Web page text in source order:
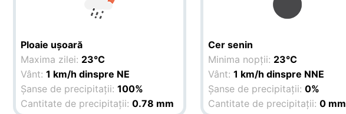
Ploaie ușoară
Maxima zilei: 23°C
Vânt:1 km/h dinspre NE
Șanse de precipitații:100%
Cantitate de precipitații:0.78 mm
Cer senin
Minima nopții: 23°C
Vânt:1 km/h dinspre NNE
Șanse de precipitații:0%
Cantitate de precipitații:0 mm